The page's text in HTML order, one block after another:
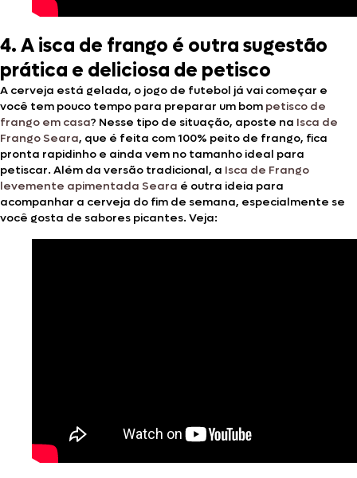
4. A isca de frango é outra sugestão
prática e deliciosa de petisco
A cerveja está gelada, o jogo de futebol já vai começar e
você tem pouco tempo para preparar um bom petisco de
frango em casa? Nesse tipo de situação, aposte na Isca de
Frango Seara, que é feita com 100% peito de frango, fica
pronta rapidinho e ainda vem no tamanho ideal para
petiscar. Além da versão tradicional, a Isca de Frango
levemente apimentada Seara é outra ideia para
acompanhar a cerveja do fim de semana, especialmente se
você gosta de sabores picantes. Veja: